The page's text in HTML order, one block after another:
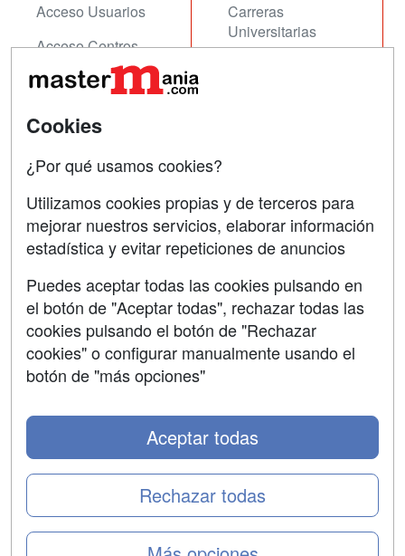
Acceso Usuarios
Acceso Centros
Carreras
Universitarias
Contactar
Copyleft
Grupo formazion:
Copyright 2000-2026 Formazion Web, S.L. - Calle
Fermín Caballero, 62 - 28034 Madrid Tel: 91 533 70 78
Cookies
¿Por qué usamos cookies?
Utilizamos cookies propias y de terceros para
mejorar nuestros servicios, elaborar información
estadística y evitar repeticiones de anuncios
Puedes aceptar todas las cookies pulsando en
el botón de "Aceptar todas", rechazar todas las
cookies pulsando el botón de "Rechazar
cookies" o configurar manualmente usando el
botón de "más opciones"
Rechazar todas
Aceptar todas